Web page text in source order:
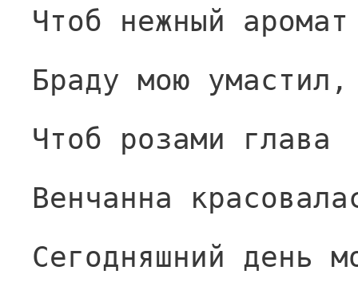
Чтоб нежный аромат
Браду мою умастил,
Чтоб розами глава
Венчанна
Сегодняшний день